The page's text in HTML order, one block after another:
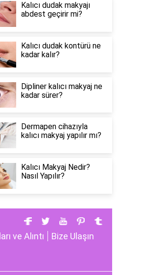
Kalıcı dudak makyajı
abdest geçirir mi?
Kalıcı dudak kontürü ne
kadar kalır?
Dipliner kalıcı makyaj ne
kadar sürer?
Dermapen cihazıyla
kalıcı makyaj yapılır mı?
Kalıcı Makyaj Nedir?
Nasıl Yapılır?
ve Alıntı Bize Ulaşın